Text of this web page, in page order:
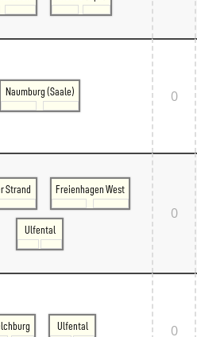
Normandie
Île-de-France
Großbritannien London
Großbritannien South East
Großbritannien South West
Bern - Lötschberg
Ostschweiz
Tessin
Zürich und Umgebung
Skandinavien
Sverige
Tschechien
Naumburg (Saale) 0
Strand Freienhagen West
Ulfental
0
Ulfental 0